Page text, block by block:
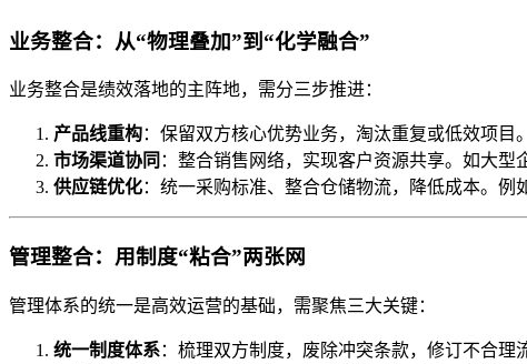
业务整合：从“物理叠加”到“化学融合”
业务整合是绩效落地的主阵地，需分三步推进：
产品线重构：保留双方核心优势业务，淘汰重复或低效项
市场渠道协同 ：整合销售网络，实现客户资源共享。如大型
供应链优化：统一采购标准、整合仓储物流，降低成本。例
管理整合：用制度“粘合”两张网
管理体系的统一是高效运营的基础，需聚焦三大关键：
统一制度体系：梳理双方制度，废除冲突条款，修订不合理